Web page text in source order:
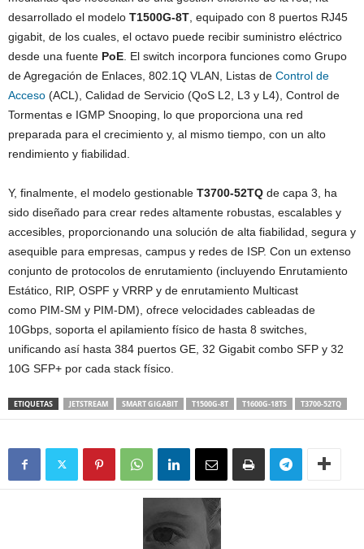
desarrollado el modelo T1500G-8T, equipado con 8 puertos RJ45
gigabit, de los cuales, el octavo puede recibir suministro eléctrico
desde una fuente PoE. El switch incorpora funciones como Grupo
de Agregación de Enlaces, 802.1Q VLAN, Listas de Control de
Acceso (ACL), Calidad de Servicio (QoS L2, L3 y L4), Control de
Tormentas e IGMP Snooping, lo que proporciona una red
preparada para el crecimiento y, al mismo tiempo, con un alto
rendimiento y fiabilidad.
Y, finalmente, el modelo gestionable T3700-52TQ de capa 3, ha
sido diseñado para crear redes altamente robustas, escalables y
accesibles, proporcionando una solución de alta fiabilidad, segura y
asequible para empresas, campus y redes de ISP. Con un extenso
conjunto de protocolos de enrutamiento (incluyendo Enrutamiento
Estático, RIP, OSPF y VRRP y de enrutamiento Multicast
como PIM-SM y PIM-DM), ofrece velocidades cableadas de
10Gbps, soporta el apilamiento físico de hasta 8 switches,
unificando así hasta 384 puertos GE, 32 Gigabit combo SFP y 32
10G SFP+ por cada stack físico.
ETIQUETAS JETSTREAM SMART GIGABIT T1500G-8T T1600G-18TS T3700-52TQ